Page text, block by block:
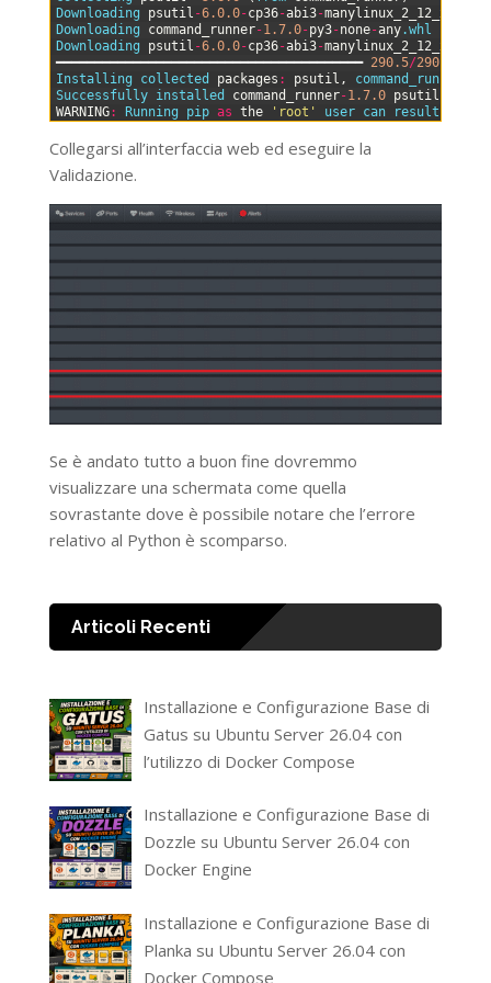
Downloading psutil -6.0.0-cp36-abi3-manylinux_2_12_x86_64
Downloading command_runner-1.7.0-py3-none-any.whl
Downloading psutil -6.0.0-cp36-abi3-manylinux_2_12_x86_64
━━━━━━━━━━━━━━━━━━━━━━━━━━━━━━━━━━━━━━━━ 290.5/290.5
Installing collected packages : psutil ,
command_runner
Successfully installed command_runner-1.7.0 psutil
WARNING: Running pip as the 'root' user can result
Collegarsi all’interfaccia web ed eseguire la
Validazione.
Se è andato tutto a buon fine dovremmo
visualizzare una schermata come quella
sovrastante dove è possibile notare che l’errore
relativo al Python è scomparso.
Articoli Recenti
Installazione e Configurazione Base di
Gatus su Ubuntu Server 26.04 con
l’utilizzo di Docker Compose
Installazione e Configurazione Base di
Dozzle su Ubuntu Server 26.04 con
Docker Engine
Installazione e Configurazione Base di
Planka su Ubuntu Server 26.04 con
Docker Compose